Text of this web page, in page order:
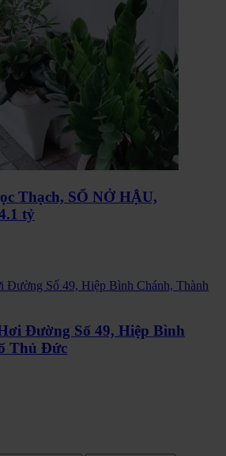
Thạch, SỔ NỞ HẬU,
tỷ
Đường Số 49, Hiệp Bình
Thủ Đức